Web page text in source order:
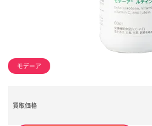
モデーア
買取価格